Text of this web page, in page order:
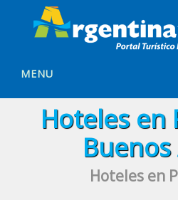
MENU
Hoteles en
Hoteles en